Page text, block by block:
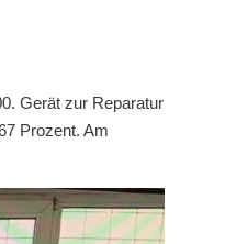
Gerät zur Reparatur
Prozent. Am